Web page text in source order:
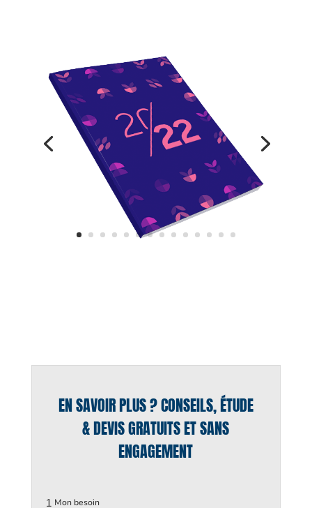
EN SAVOIR PLUS ? CONSEILS, ÉTUDE
& DEVIS GRATUITS ET SANS
ENGAGEMENT
1 Mon besoin